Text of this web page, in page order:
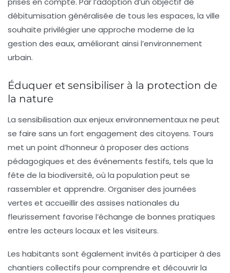
débitumisation généralisée de tous les espaces, la ville
souhaite privilégier une approche moderne de la
gestion des eaux, améliorant ainsi l’environnement
urbain.
Éduquer et sensibiliser à la protection de
la nature
La sensibilisation aux enjeux environnementaux ne peut
se faire sans un fort engagement des citoyens. Tours
met un point d’honneur à proposer des actions
pédagogiques et des événements festifs, tels que la
fête de la biodiversité, où la population peut se
rassembler et apprendre. Organiser des journées
vertes et accueillir des assises nationales du
fleurissement favorise l’échange de bonnes pratiques
entre les acteurs locaux et les visiteurs.
Les habitants sont également invités à participer à des
chantiers collectifs pour comprendre et découvrir la